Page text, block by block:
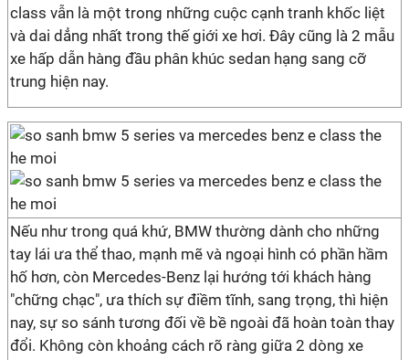
class vẫn là một trong những cuộc cạnh tranh khốc liệt
và dai dẳng nhất trong thế giới xe hơi. Đây cũng là 2 mẫu
xe hấp dẫn hàng đầu phân khúc sedan hạng sang cỡ
trung hiện nay.
Nếu như trong quá khứ, BMW thường dành cho những
tay lái ưa thể thao, mạnh mẽ và ngoại hình có phần hầm
hố hơn, còn Mercedes-Benz lại hướng tới khách hàng
"chững chạc", ưa thích sự điềm tĩnh, sang trọng, thì hiện
nay, sự so sánh tương đối về bề ngoài đã hoàn toàn thay
đổi. Không còn khoảng cách rõ ràng giữa 2 dòng xe